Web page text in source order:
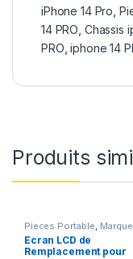
iPhone 14 Pro
14 PRO Chassis
PRO ,iphone 14
Produits
Pieces Portable
Apple iPhone 6
Ecran LCD de
Remplacement pour